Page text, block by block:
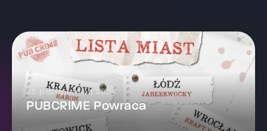
25 października 2024
PUBCRIME Powraca